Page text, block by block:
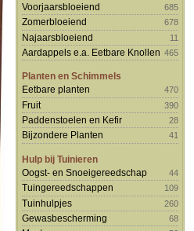
Voorjaarsbloeiend
685
Zomerbloeiend 678
Najaarsbloeiend 11
Aardappels e.a. Eetbare Knollen 465
Planten en Schimmels
Eetbare planten
470
Fruit 390
Paddenstoelen en Kefir 28
Bijzondere Planten 41
Hulp bij Tuinieren
Oogst- en Snoeigereedschap
44
Tuingereedschappen 109
Tuinhulpjes 260
Gewasbescherming 68